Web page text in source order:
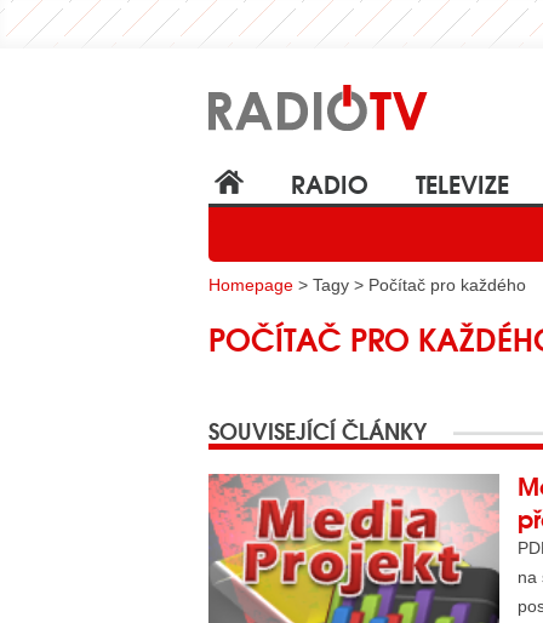
RADIO TELEVIZE
Homepage > Tagy > Počítač pro každého
POČÍTAČ PRO
SOUVISEJÍCÍ ČLÁNKY
na